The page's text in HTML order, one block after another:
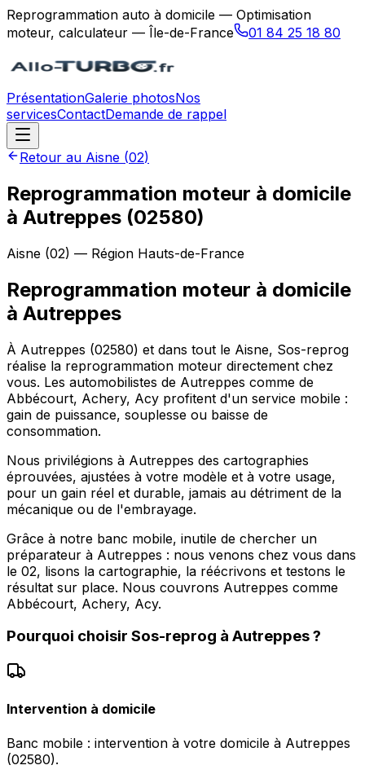
Reprogrammation auto à domicile — Optimisation
moteur, calculateur — Île-de-France
01 84 25 18 80
PrésentationGalerie photosNos
servicesContactDemande de rappel
Retour au Aisne (02)
Reprogrammation moteur à domicile
à Autreppes (02580)
Aisne (02) — Région Hauts-de-France
Reprogrammation moteur à domicile
à Autreppes
À Autreppes (02580) et dans tout le Aisne, Sos-reprog
réalise la reprogrammation moteur directement chez
vous. Les automobilistes de Autreppes comme de
Abbécourt, Achery, Acy profitent d'un service mobile :
gain de puissance, souplesse ou baisse de
consommation.
Nous privilégions à Autreppes des cartographies
éprouvées, ajustées à votre modèle et à votre usage,
pour un gain réel et durable, jamais au détriment de la
mécanique ou de l'embrayage.
Grâce à notre banc mobile, inutile de chercher un
préparateur à Autreppes : nous venons chez vous dans
le 02, lisons la cartographie, la réécrivons et testons le
résultat sur place. Nous couvrons Autreppes comme
Abbécourt, Achery, Acy.
Pourquoi choisir Sos-reprog à Autreppes?
Intervention à domicile
Banc mobile : intervention à votre domicile à Autreppes
(02580).